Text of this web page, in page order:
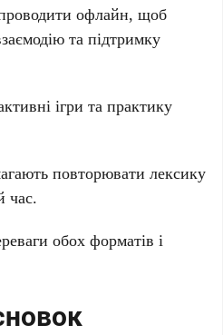
офлайн, щоб
та підтримку
ігри та практику
повторювати лексику
час.
обох форматів і